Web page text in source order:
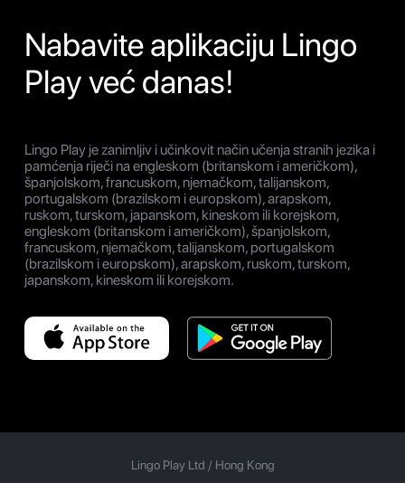
Nabavite aplikaciju Lingo
Play već danas!
Lingo Play je zanimljiv i učinkovit način učenja stranih jezika i
pamćenja riječi na engleskom (britanskom i američkom),
španjolskom, francuskom, njemačkom, talijanskom,
portugalskom (brazilskom i europskom), arapskom,
ruskom, turskom, japanskom, kineskom ili korejskom,
engleskom (britanskom i američkom), španjolskom,
francuskom, njemačkom, talijanskom, portugalskom
(brazilskom i europskom), arapskom, ruskom, turskom,
japanskom, kineskom ili korejskom.
Lingo Play Ltd / Hong Kong